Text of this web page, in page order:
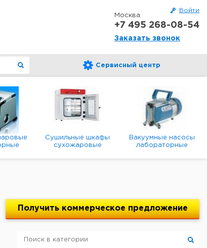
Войти
Москва
+7 495 268-08-54
Заказать звонок
Сервисный центр
Сушильные шкафы
сухожаровые
Вакуумные насосы
лабораторные
мембранные
Получить коммерческое предложение